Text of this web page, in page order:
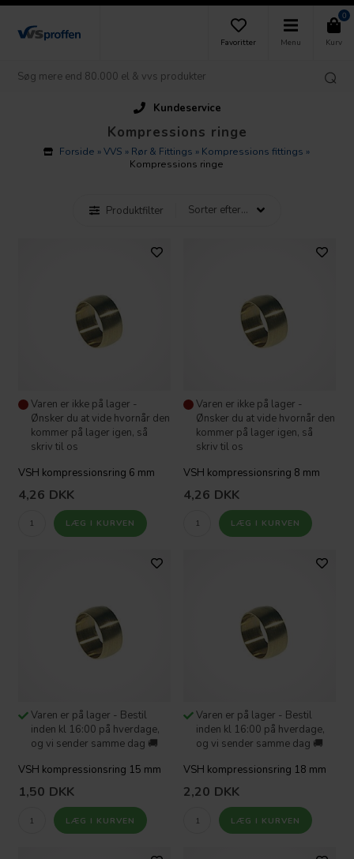
Favoritter Menu
0
Kurv
Kundeservice
Kompressions ringe
Forside »VVS » Rør & Fittings » Kompressions fittings »
Kompressions ringe
Produktfilter
Varen er ikke på lager -
Ønsker du at vide hvornår den
kommer på lager igen, så
skriv til os
VSH kompressionsring 6 mm
4,26 DKK
Varen er ikke på lager -
Ønsker du at vide hvornår den
kommer på lager igen, så
skriv til os
VSH kompressionsring 8 mm
4,26 DKK
Varen er på lager - Bestil
inden kl 16:00 på hverdage,
og vi sender samme dag 🚚
VSH kompressionsring 15 mm
1,50 DKK
Varen er på lager - Bestil
inden kl 16:00 på hverdage,
og vi sender samme dag 🚚
VSH kompressionsring 18 mm
2,20 DKK